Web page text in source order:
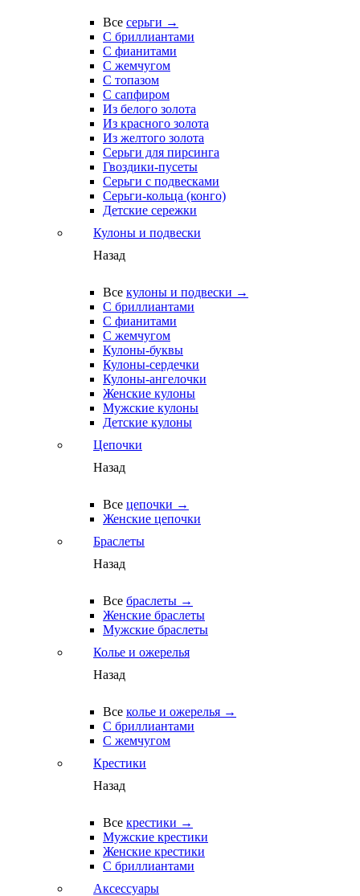
Все серьги →
С бриллиантами
С фианитами
С жемчугом
С топазом
С сапфиром
Из белого золота
Из красного золота
Из желтого золота
Серьги для пирсинга
Гвоздики-пусеты
Серьги с подвесками
Серьги-кольца (конго)
Детские сережки
Кулоны и подвески
Назад
Все кулоны и подвески →
С бриллиантами
С фианитами
С жемчугом
Кулоны-буквы
Кулоны-сердечки
Кулоны-ангелочки
Женские кулоны
Мужские кулоны
Детские кулоны
Цепочки
Назад
Все цепочки →
Женские цепочки
Браслеты
Назад
Все браслеты →
Женские браслеты
Мужские браслеты
Колье и ожерелья
Назад
Все колье и ожерелья →
С бриллиантами
С жемчугом
Крестики
Назад
Все крестики →
Мужские крестики
Женские крестики
С бриллиантами
Аксессуары